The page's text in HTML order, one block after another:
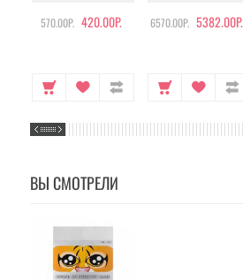
570.00Р. 420.00Р. 6570.00Р. 5382.00Р.
ВЫ СМОТРЕЛИ